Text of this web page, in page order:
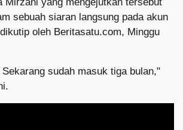
sebuah siaran langsung pada akun
oleh Beritasatu.com, Minggu
Sekarang sudah masuk tiga bulan,"